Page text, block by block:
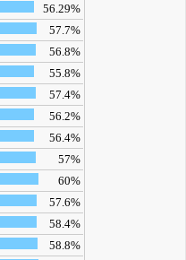
56.29%
57.7%
56.8%
55.8%
57.4%
56.2%
56.4%
57%
60%
57.6%
58.4%
58.8%